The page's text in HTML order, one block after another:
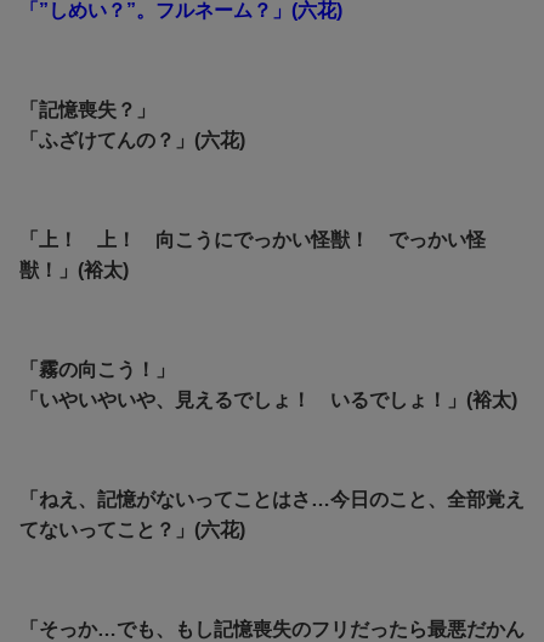
「”しめい？”。フルネーム？」(六花)
「記憶喪失？」
「ふざけてんの？」(六花)
「上！ 上！ 向こうにでっかい怪獣！ でっかい怪
獣！」(裕太)
「霧の向こう！」
「いやいやいや、見えるでしょ！ いるでしょ！」(裕太)
「ねえ、記憶がないってことはさ…今日のこと、全部覚え
てないってこと？」(六花)
「そっか…でも、もし記憶喪失のフリだったら最悪だかん